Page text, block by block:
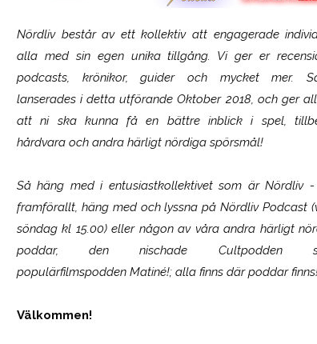
Nördliv består av ett kollektiv att engagerade
alla med sin egen unika tillgång. Vi ger er
podcasts, krönikor, guider och mycket mer.
lanserades i detta utförande Oktober 2018, och ger
att ni ska kunna få en bättre inblick i spel,
hårdvara och andra härligt nördiga spörsmål!
Så häng med i entusiastkollektivet som ärNördliv-
framförallt, häng med och lyssna på Nördliv Podcast
söndag kl 15.00) eller någon av våra andra härligt
poddar, den nischade Cultpodden
populärfilmspodden Matiné!; alla finns där poddar
Välkommen!
Logitech G316 X 98